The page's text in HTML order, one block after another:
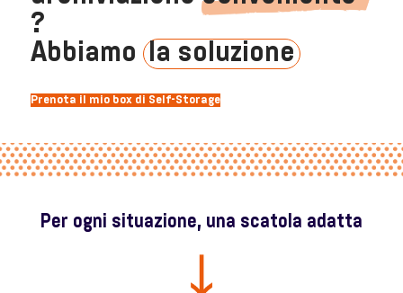
?
Abbiamo la soluzione
Prenota il mio box di Self-Storage
Per ogni situazione, una scatola adatta